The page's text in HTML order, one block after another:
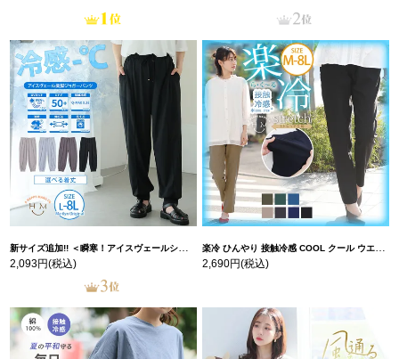
新サイズ追加!! ＜瞬寒！アイスヴェールシリーズ＞ 美脚 ジョガーパンツ 【ウェストゴム】 【ストレッチ】 | 大きいサイズの通販ならハッピーマリリン
2,093円(税込)
楽冷 ひんやり 接触冷感 COOL クール ウエストゴム 楽ちん ストレッチ 美脚 レギパン 【ストレッチ】 | 大きいサイズの通販ならハッピーマリリン
2,690円(税込)